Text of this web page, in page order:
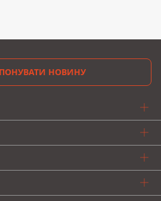
НОВИНУ